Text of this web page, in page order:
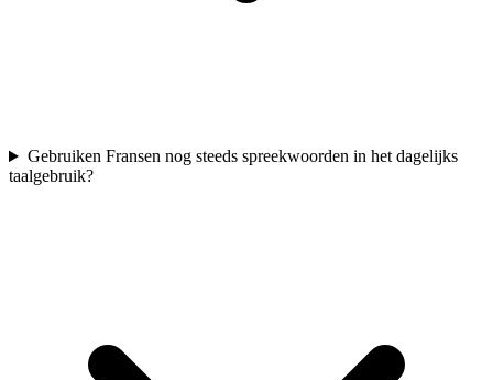
Gebruiken Fransen nog steeds spreekwoorden in het dagelijks
taalgebruik?